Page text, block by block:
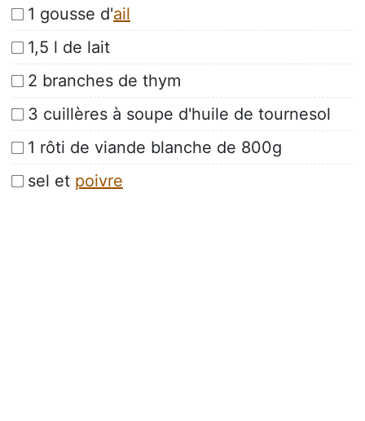
1 gousse d'ail
1,5 l de lait
2 branches de thym
3 cuillères à soupe d'huile de tournesol
1 rôti de viande blanche de 800g
sel et poivre